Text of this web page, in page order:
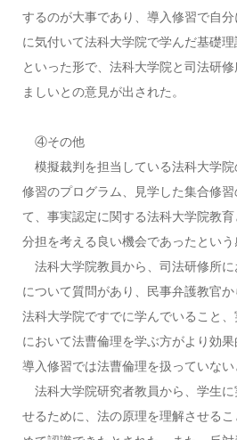
するのが大事であり、導入修習で自
に気付いて法科大学院で学んだ基礎
といった形で、法科大学院と司法研
ましいとの意見が出された。
④その他
模擬裁判を担当している法科大学院
修習のプログラム、見学した集合修習
て、事実認定に関する法科大学院教
分担を考える良い機会であったという
法科大学院教員から、司法研修所
について質問があり、民事弁護教官か
法科大学院ですでに学んでいること
において法曹倫理を学ぶ方がより効果
導入修習では法曹倫理を扱っていない
法科大学院研究者教員から、学生に
せるために、法の原理を理解させる